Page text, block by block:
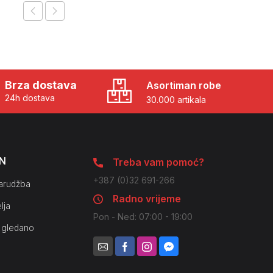
Brza dostava
24h dostava
Asortiman robe
30.000 artikala
Treba vam pomoć?
+387 (0)32 691-266
Radno vrijeme
Pon - Ned: 07:00 - 19:00